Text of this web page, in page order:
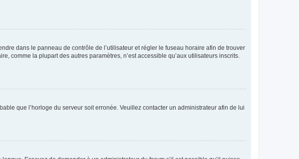
dans le panneau de contrôle de l’utilisateur et régler le fuseau horaire afin de trouver
comme la plupart des autres paramètres, n’est accessible qu’aux utilisateurs inscrits.
que l’horloge du serveur soit erronée. Veuillez contacter un administrateur afin de lui